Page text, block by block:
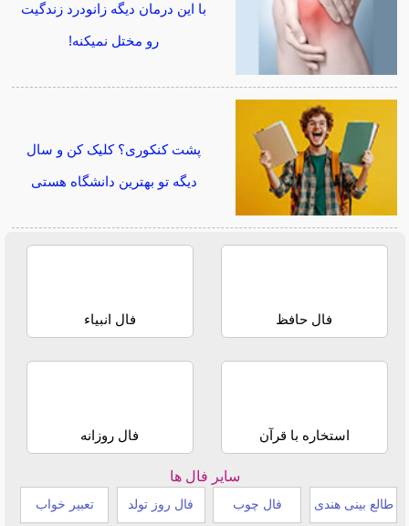
با این درمان دیگه زانودرد زندگیت
رو مختل نمیکنه!
پشت کنکوری؟ کلیک کن و سال
دیگه تو بهترین دانشگاه هستی
فال حافظ فال انبیاء
استخاره با قرآن فال روزانه
سایر فال ها
طالع بینی هندی فال چوب فال روز تولد تعبیر خواب